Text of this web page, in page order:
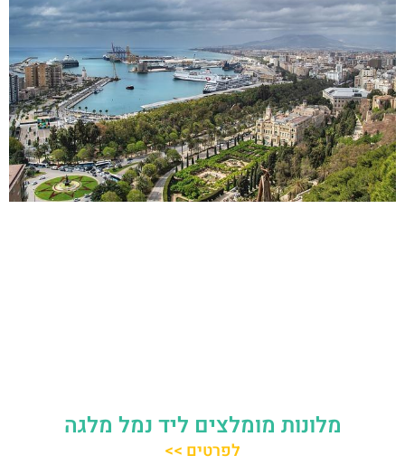
מלונות מומלצים ליד נמל מלגה
לפרטים >>